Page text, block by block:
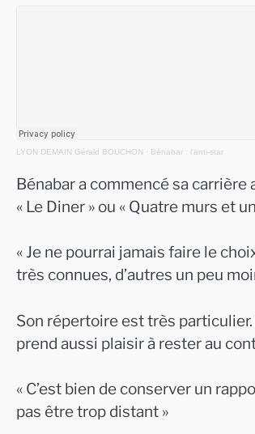
LYON DEMAIN Gérald BOUCHON · Bénabar : l'anti-star
Bénabar a commencé sa
« Le Diner » ou « Quatre murs et
« Je ne pourrai jamais faire le
très connues, d’autres un peu
Son répertoire est très
prend aussi plaisir à rester au
« C’est bien de conserver un
pas être trop distant »